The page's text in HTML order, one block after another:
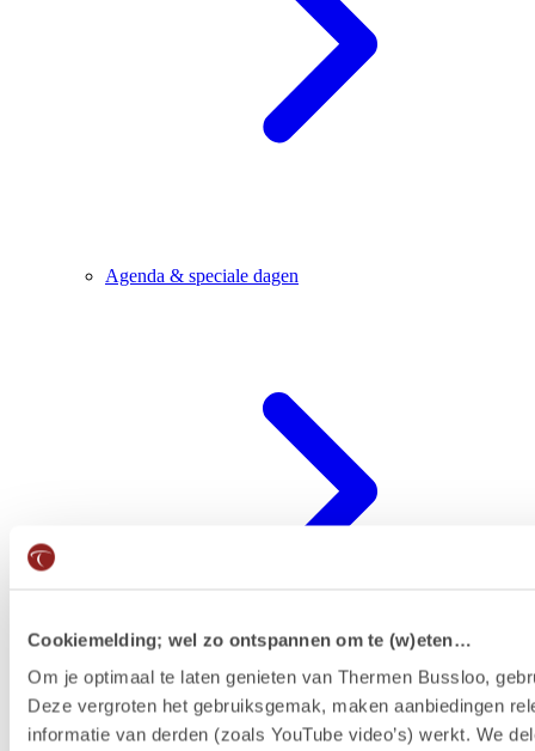
Cookiemelding; wel zo ontspannen om te (w)eten…
Om je optimaal te laten genieten van Thermen Bussloo,
Deze vergroten het gebruiksgemak, maken aanbiedingen
informatie van derden (zoals YouTube video’s) werkt. We
Agenda & speciale dagen
Badenkaart kopen & reserveren